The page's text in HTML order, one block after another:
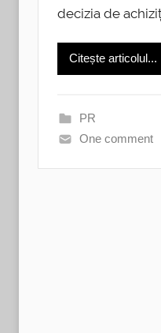
decizia de
Citește articolul...
PR
One comment